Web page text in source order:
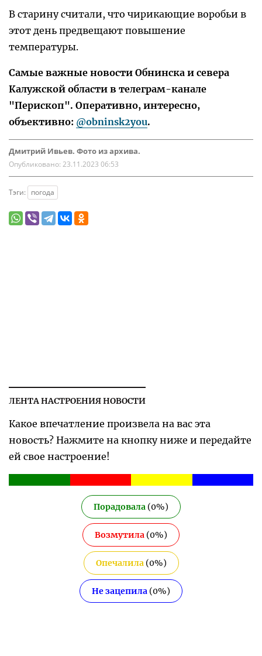
В старину считали, что чирикающие воробьи в
этот день предвещают повышение
температуры.
Самые важные новости Обнинска и севера
Калужской области в телеграм-канале
"Перископ". Оперативно, интересно,
объективно: @obninsk2you.
Дмитрий Ивьев. Фото из архива.
Опубликовано: 23.11.2023 06:53
Тэги: погода
ЛЕНТА НАСТРОЕНИЯ НОВОСТИ
Какое впечатление произвела на вас эта
новость? Нажмите на кнопку ниже и передайте
ей свое настроение!
Порадовала (0%)
Возмутила (0%)
Опечалила(0%)
Не зацепила (0%)